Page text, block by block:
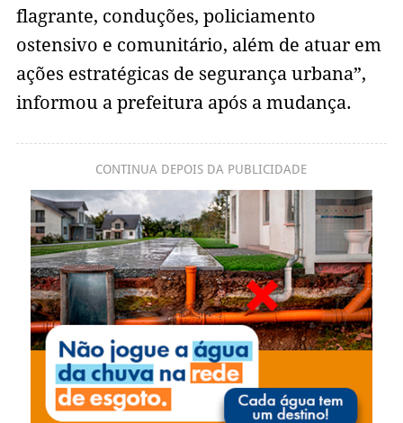
flagrante, conduções, policiamento
ostensivo e comunitário, além de atuar em
ações estratégicas de segurança urbana”,
informou a prefeitura após a mudança.
CONTINUA DEPOIS DA PUBLICIDADE